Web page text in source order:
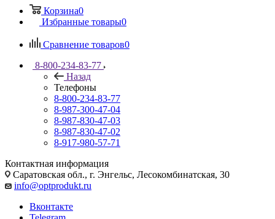
Корзина0
Избранные товары0
Сравнение товаров0
8-800-234-83-77
Назад
Телефоны
8-800-234-83-77
8-987-300-47-04
8-987-830-47-03
8-987-830-47-02
8-917-980-57-71
Контактная информация
Саратовская обл., г. Энгельс, Лесокомбинатская, 30
info@optprodukt.ru
Вконтакте